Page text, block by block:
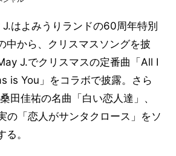
はよみうりランドの60周年特別
中から、クリスマスソングを披
J.でクリスマスの定番曲「All I
is You」をコラボで披露。さら
田佳祐の名曲「白い恋人達」、
の「恋人がサンタクロース」をソ
。